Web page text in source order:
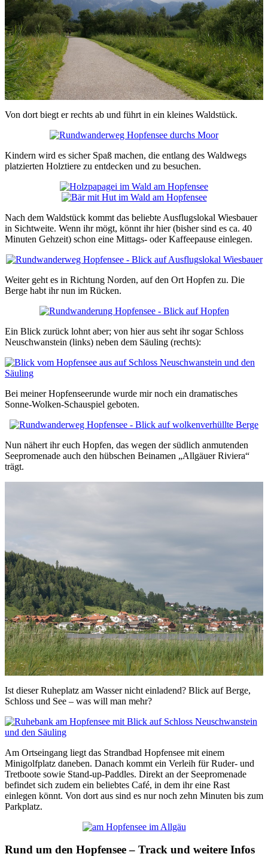
Von dort biegt er rechts ab und führt in ein kleines Waldstück.
Kindern wird es sicher Spaß machen, die entlang des Waldwegs
platzierten Holztiere zu entdecken und zu besuchen.
Nach dem Waldstück kommt das beliebte Ausflugslokal Wiesbauer
in Sichtweite. Wenn ihr mögt, könnt ihr hier (bisher sind es ca. 40
Minuten Gehzeit) schon eine Mittags- oder Kaffeepause einlegen.
Weiter geht es in Richtung Norden, auf den Ort Hopfen zu. Die
Berge habt ihr nun im Rücken.
Ein Blick zurück lohnt aber; von hier aus seht ihr sogar Schloss
Neuschwanstein (links) neben dem Säuling (rechts):
Bei meiner Hopfenseerunde wurde mir noch ein dramatisches
Sonne-Wolken-Schauspiel geboten.
Nun nähert ihr euch Hopfen, das wegen der südlich anmutenden
Seepromenade auch den hübschen Beinamen „Allgäuer Riviera“
trägt.
Ist dieser Ruheplatz am Wasser nicht einladend? Blick auf Berge,
Schloss und See – was will man mehr?
Am Ortseingang liegt das Strandbad Hopfensee mit einem
Minigolfplatz daneben. Danach kommt ein Verleih für Ruder- und
Tretboote sowie Stand-up-Paddles. Direkt an der Seepromenade
befindet sich zudem ein beliebtes Café, in dem ihr eine Rast
einlegen könnt. Von dort aus sind es nur noch zehn Minuten bis zum
Parkplatz.
Rund um den Hopfensee – Track und weitere Infos